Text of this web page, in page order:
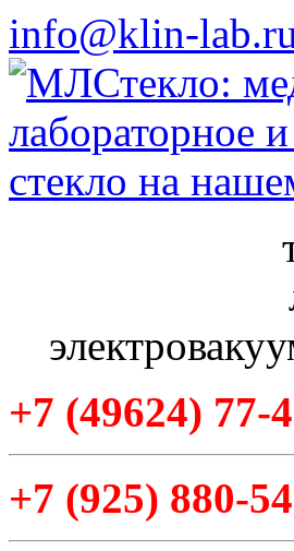
info@klin-
+7 (49624) 77-
+7 (925) 880-